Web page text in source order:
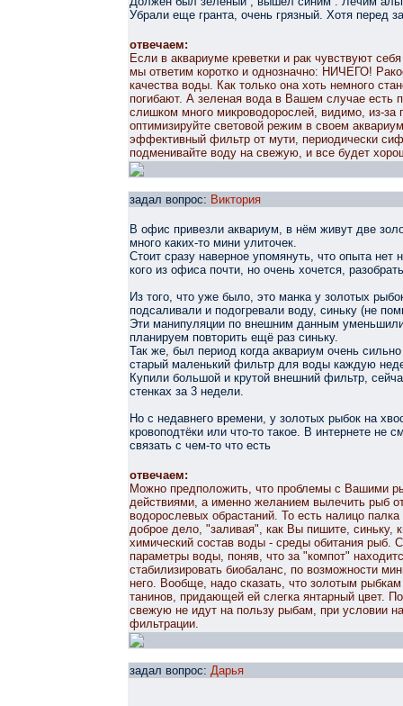
Убрали еще гранта, очень грязный. Хотя перед
отвечаем:
Если в аквариуме креветки и рак чувствуют
мы ответим коротко и однозначно: НИЧЕГО!
качества воды. Как только она хоть немного
погибают. А зеленая вода в Вашем случае есть
слишком много микроводорослей, видимо, из-за
оптимизируйте световой режим в своем
эффективный фильтр от мути, периодически
подменивайте воду на свежую, и все будет
задал вопрос: Виктория
В офис привезли аквариум, в нём живут две
много каких-то мини улиточек.
Стоит сразу наверное упомянуть, что опыта
кого из офиса почти, но очень хочется,
Из того, что уже было, это манка у золотых
подсаливали и подогревали воду, синьку (не
Эти манипуляции по внешним данным
планируем повторить ещё раз синьку.
Так же, был период когда аквариум очень
старый маленький фильтр для воды каждую
Купили большой и крутой внешний фильтр,
стенках за 3 недели.
Но с недавнего времени, у золотых рыбок на
кровоподтёки или что-то такое. В интернете
связать с чем-то что есть
отвечаем:
Можно предположить, что проблемы с Вашими
действиями, а именно желанием вылечить рыб
водорослевых обрастаний. То есть налицо
доброе дело, "заливая", как Вы пишите, синьку,
химический состав воды - среды обитания рыб.
параметры воды, поняв, что за "компот"
стабилизировать биобаланс, по возможности
него. Вообще, надо сказать, что золотым
танинов, придающей ей слегка янтарный цвет.
свежую не идут на пользу рыбам, при условии
фильтрации.
задал вопрос: Дарья